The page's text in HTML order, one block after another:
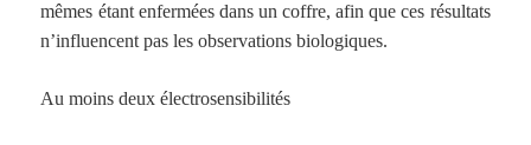
mêmes étant enfermées dans un coffre, afin que ces résultats
n’influencent pas les observations biologiques.
Au moins deux électrosensibilités